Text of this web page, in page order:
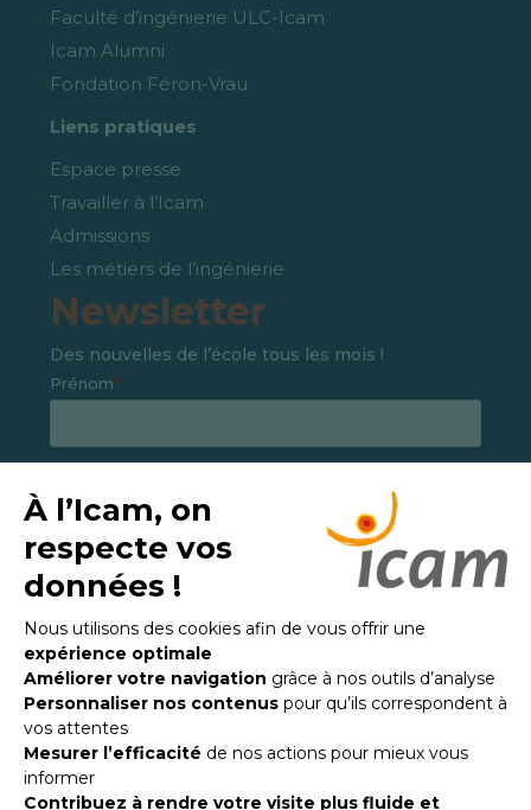
Faculté d’ingénierie ULC-Icam
Icam Alumni
Fondation Féron-Vrau
Liens pratiques
Espace presse
Travailler à l’Icam
Admissions
Les métiers de l’ingénierie
Newsletter
Des nouvelles de l’école tous les mois !